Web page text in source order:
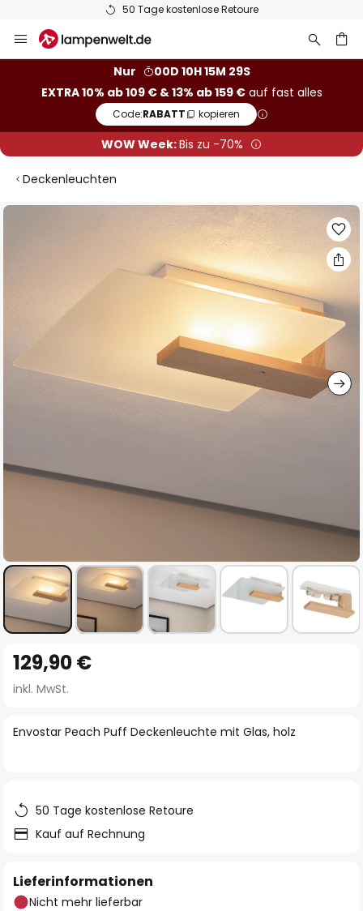
50 Tage kostenlose Retoure
Inhalt
Nur
00D 10H 15M 28S
EXTRA 10% ab 109 € & 13% ab 159 €auf fast alles
Code:RABATT kopieren
WOW Week:Bis zu -70%
Deckenleuchten
Zum
springen
Anfang
der
springen
Envostar Peach Puff Deckenleuchte mit Glas, holz
129,90 €
inkl. MwSt.
50 Tage kostenlose Retoure
Kauf auf Rechnung
Lieferinformationen
Nicht mehr lieferbar